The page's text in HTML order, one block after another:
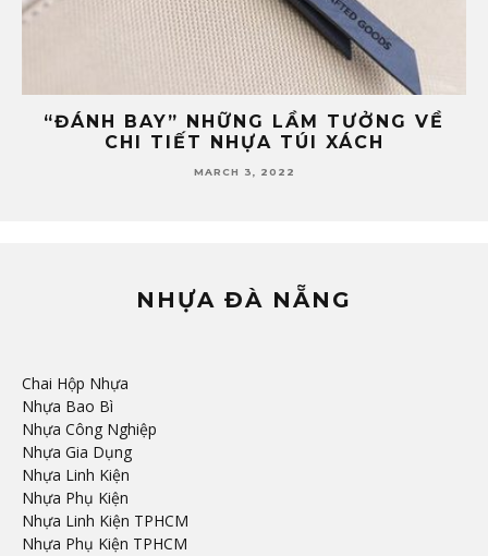
“ĐÁNH BAY” NHỮNG LẦM TƯỞNG VỀ
CHI TIẾT NHỰA TÚI XÁCH
MARCH 3, 2022
NHỰA ĐÀ NẴNG
Chai Hộp Nhựa
Nhựa Bao Bì
Nhựa Công Nghiệp
Nhựa Gia Dụng
Nhựa Linh Kiện
Nhựa Phụ Kiện
Nhựa Linh Kiện TPHCM
Nhựa Phụ Kiện TPHCM